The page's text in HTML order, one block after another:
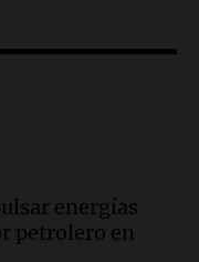
para la gran
derrame de
energías
petrolero en